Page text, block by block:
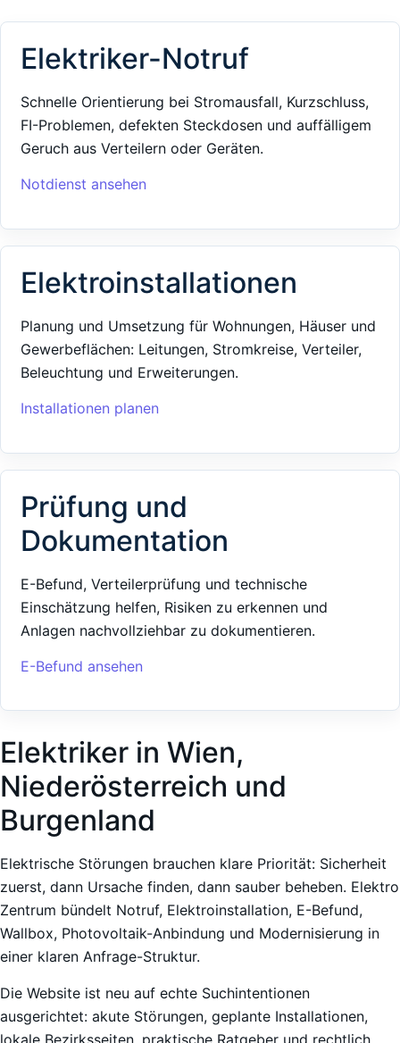
Elektriker-Notruf
Schnelle Orientierung bei Stromausfall, Kurzschluss,
FI-Problemen, defekten Steckdosen und auffälligem
Geruch aus Verteilern oder Geräten.
Notdienst ansehen
Elektroinstallationen
Planung und Umsetzung für Wohnungen, Häuser und
Gewerbeflächen: Leitungen, Stromkreise, Verteiler,
Beleuchtung und Erweiterungen.
Installationen planen
Prüfung und
Dokumentation
E-Befund, Verteilerprüfung und technische
Einschätzung helfen, Risiken zu erkennen und
Anlagen nachvollziehbar zu dokumentieren.
E-Befund ansehen
Elektriker in Wien,
Niederösterreich und
Burgenland
Elektrische Störungen brauchen klare Priorität: Sicherheit
zuerst, dann Ursache finden, dann sauber beheben. Elektro
Zentrum bündelt Notruf, Elektroinstallation, E-Befund,
Wallbox, Photovoltaik-Anbindung und Modernisierung in
einer klaren Anfrage-Struktur.
Die Website ist neu auf echte Suchintentionen
ausgerichtet: akute Störungen, geplante Installationen,
lokale Bezirksseiten, praktische Ratgeber und rechtlich